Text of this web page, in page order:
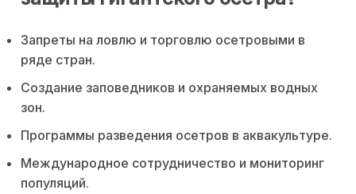
Запреты на ловлю и торговлю осетровыми в
ряде стран.
Создание заповедников и охраняемых водных
зон.
Программы разведения осетров в аквакультуре.
Международное сотрудничество и мониторинг
популяций.